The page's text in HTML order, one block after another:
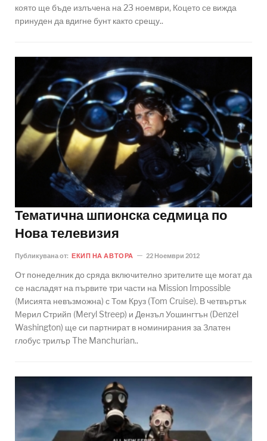
която ще бъде излъчена на 23 ноември, Коцето се вижда
принуден да вдигне бунт както срещу..
Тематична шпионска седмица по
Нова телевизия
Публикувана от: ЕКИП НА АВТОРА 22 Ноември 2012
От понеделник до сряда включително зрителите ще могат да
се насладят на първите три части на Mission Impossible
(Мисията невъзможна) с Том Круз (Tom Cruise). В четвъртък
Мерил Стрийп (Meryl Streep) и Дензъл Уошингтън (Denzel
Washington) ще си партнират в номинирания за Златен
глобус трилър The Manchurian..